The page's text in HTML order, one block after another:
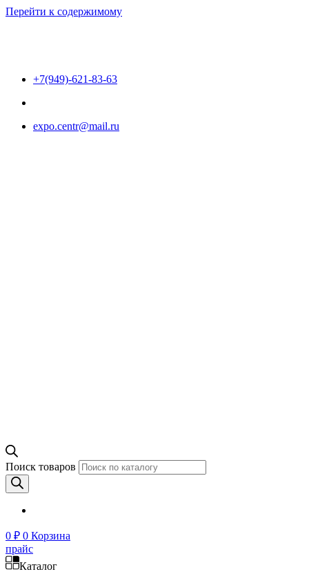
Перейти к содержимому
+7(949)-621-83-63
expo.centr@mail.ru
Поиск товаров
0 ₽ 0 Корзина
прайс
Каталог